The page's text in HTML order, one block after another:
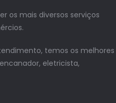
os mais diversos serviços
temos os melhores
eletricista,